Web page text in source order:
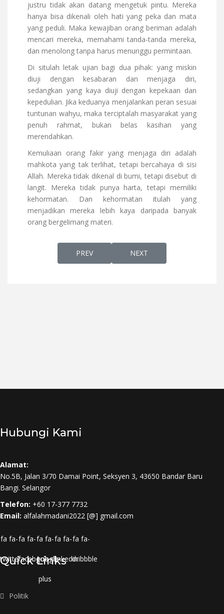
justru tidak akan datang mengetuk pintu. Mereka
hanya bisa dikenali oleh hati yang peka dan mata
yang peduli. Maka kewajiban orang beriman adalah
mencari mereka, memahami tanda-tanda mereka,
dan menolong tanpa harus menunggu permintaan.
Di situlah letak ujian bagi dua pihak: yang miskin
diuji dengan kesabaran dan menjaga diri,
sedangkan yang kaya diuji dengan kepekaan dan
kepedulian. Jika keduanya menjalankan peran sesuai
tuntunan wahyu, maka terciptalah masyarakat yang
penuh rahmat, bukan belas kasihan yang
merendahkan.
Kemuliaan orang fakir yang menjaga diri adalah
mahkota yang tak terlihat, tetapi bercahaya di sisi
Allah. Mereka tidak dikenal di bumi, tetapi disebut di
langit. Mereka tidak punya harta, tetapi memiliki
kehormatan. Dan kehormatan itulah yang
menjadikan mereka lebih kaya daripada banyak
orang bergelimang materi.
PREVIOUS ARTICLE: BURUNG PIPIT DAN
PREV NEXT ARTICLE:
NEXT
Hubungi Kami
Alamat:
No.5B, Jalan 3/70 Damai Point, Seksyen 3, 43650 Bandar Baru
Bangi. Selangor
Telefon: +60 17-377 7732
Email: alfalahmadani2022 [@] gmail.com
fa fa-
twitter
fa fa-
facebook
fa fa-
google-
plus
fa fa-
linkedin
fa fa-
dribbble
Quick Links
Politik